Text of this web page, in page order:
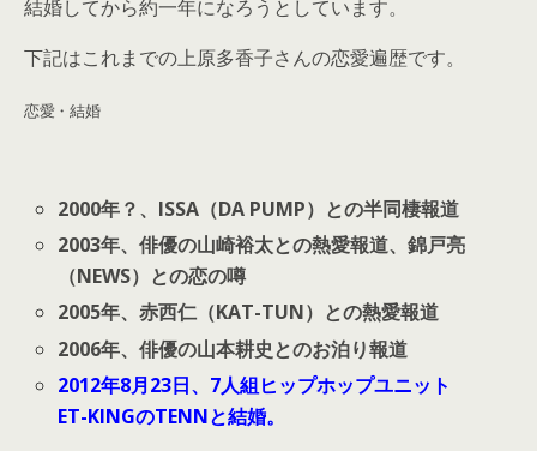
結婚してから約一年になろうとしています。
下記はこれまでの上原多香子さんの恋愛遍歴です。
恋愛・結婚
2000年？、ISSA（DA PUMP）との半同棲報道
2003年、俳優の山崎裕太との熱愛報道、錦戸亮
（NEWS）との恋の噂
2005年、赤西仁（KAT-TUN）との熱愛報道
2006年、俳優の山本耕史とのお泊り報道
2012年8月23日、7人組ヒップホップユニット
ET-KINGのTENNと結婚。